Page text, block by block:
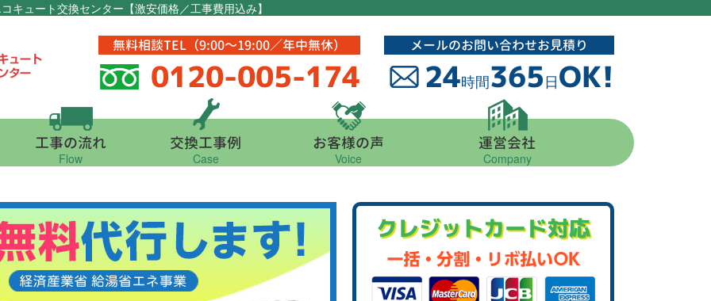
キュート交換センター【激安価格／工事費用込み】
無料相談TEL（9:00～19:00／年中無休）
0120-005-174
メールのお問い合わせお見積り
24時間365日OK!
工事の流れ
Flow
交換工事例
Case
お客様の声
Voice
運営会社
Company
クレジットカード対応